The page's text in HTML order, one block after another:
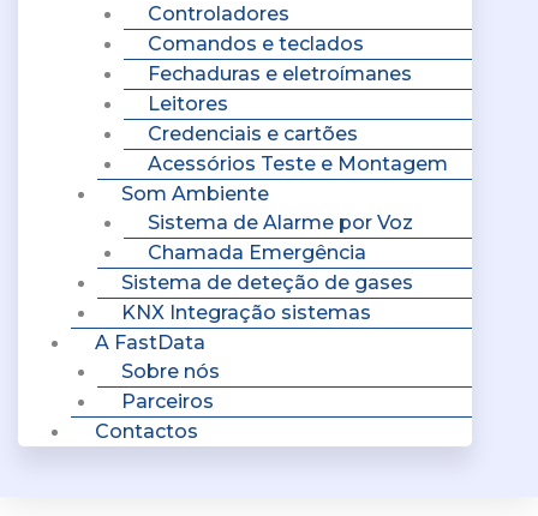
Controladores
Comandos e teclados
Fechaduras e eletroímanes
Leitores
Credenciais e cartões
Acessórios Teste e Montagem
Som Ambiente
Sistema de Alarme por Voz
Chamada Emergência
Sistema de deteção de gases
KNX Integração sistemas
A FastData
Sobre nós
Parceiros
Contactos